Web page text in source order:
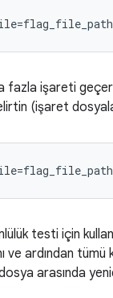
fazla işareti
(işaret
testi için
ve ardından tümü
arasında